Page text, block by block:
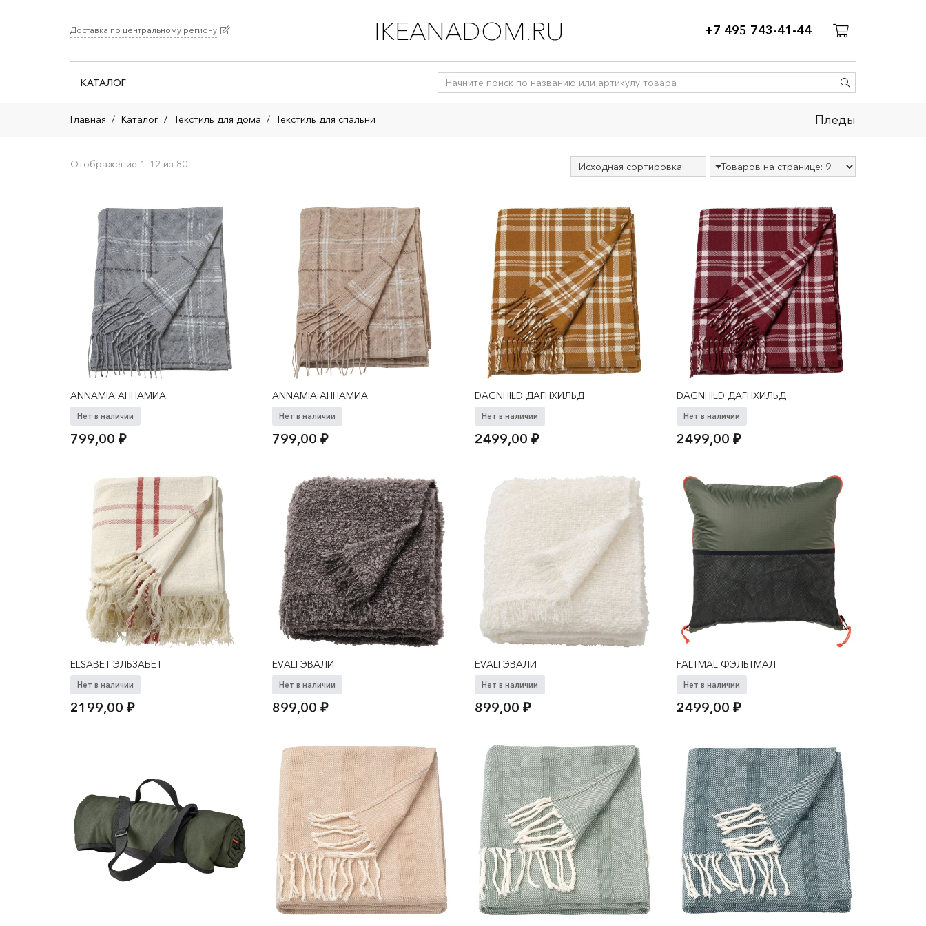
Доставка по центральному региону IKEANADOM.RU +7 495 743-41-44
КАТАЛОГ
Главная / Каталог / Текстиль для дома / Текстиль для спальни Пледы
Отображение 1–12 из 80
ANNAMIA АННАМИА
Нет в наличии
799,00 ₽
ANNAMIA АННАМИА
Нет в наличии
799,00₽
DAGNHILD ДАГНХИЛЬД
Нет в наличии
2499,00 ₽
DAGNHILD ДАГНХИЛЬД
Нет в наличии
2499,00₽
ELSABET ЭЛЬЗАБЕТ
Нет в наличии
2199,00 ₽
EVALI ЭВАЛИ
Нет в наличии
899,00₽
EVALI ЭВАЛИ
Нет в наличии
899,00 ₽
FÄLTMAL ФЭЛЬТМАЛ
Нет в наличии
2499,00₽